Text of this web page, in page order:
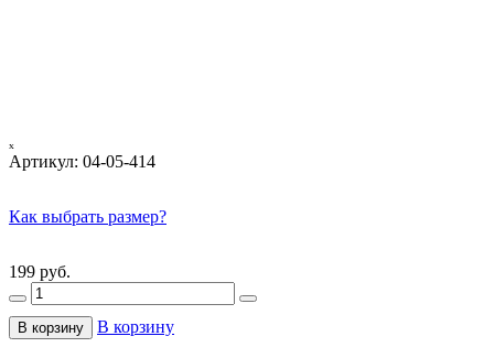
ₓ
Артикул: 04-05-414
Как выбрать размер?
199 руб.
В корзину В корзину